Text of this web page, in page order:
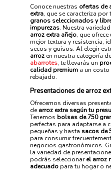
Conoce nuestras ofertas de
extra, que se caracteriza por
granos seleccionados y
impurezas. Nuestra
arroz extra añejo, que ofrece
mejor textura y resistencia,
secos y guisos. Al elegir
arroz en nuestra categoría
abarrotes, te llevarás un
calidad premium a un costo
rebajado.
Presentaciones de arroz
Ofrecemos diversas
dearroz extra según tu
Tenemos bolsas de 750
perfectas para adaptarse a
pequeñas y hasta sacos de
para consumir
negocios gastronómicos.
la variedad de
podrás seleccionarel arroz
adecuado para tu hogar o